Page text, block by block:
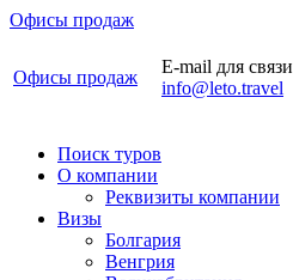
Офисы продаж
Офисы продаж
E-mail для связи
info@leto.travel
Поиск туров
О компании
Реквизиты компании
Визы
Болгария
Венгрия